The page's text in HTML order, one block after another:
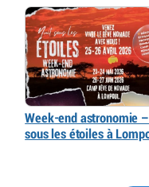
Week-end astronomie
sous les étoiles à